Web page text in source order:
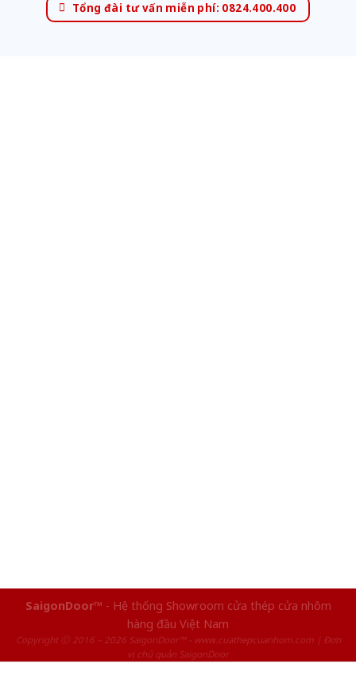
Tổng đài tư vấn miễn phí: 0824.400.400
SaigonDoor™ - Hệ thống Showroom cửa thép cửa nhôm
hàng đầu Việt Nam
Copyright ⓒ 2016 – 2026 SaigonDoor™ - www.cuathepcuanhom.com | Đơn
vị chủ quản SaigonDoor